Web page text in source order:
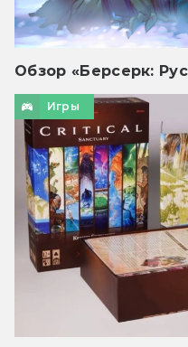
Обзор «Берсерк:
Игры